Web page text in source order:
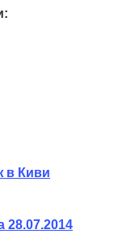
в Киви
28.07.2014